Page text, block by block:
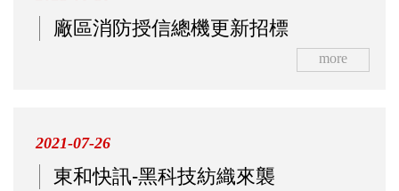
廠區消防授信總機更新招標
more
2021-07-26
東和快訊-黑科技紡織來襲